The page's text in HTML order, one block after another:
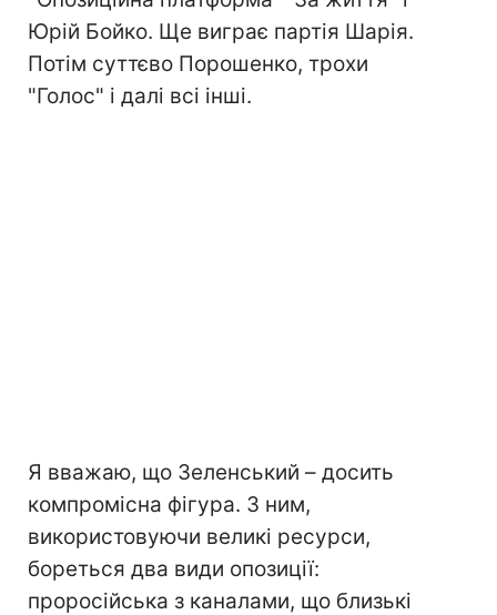
Юрій Бойко. Ще виграє партія Шарія.
Потім суттєво Порошенко, трохи
"Голос" і далі всі інші.
Я вважаю, що Зеленський – досить
компромісна фігура. З ним,
використовуючи великі ресурси,
бореться два види опозиції:
проросійська з каналами, що близькі